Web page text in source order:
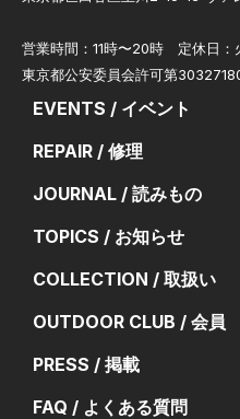
営業時間：11時〜20時 定休日：
東京都公安委員会許可第
EVENTS / イベント
REPAIR / 修理
JOURNAL / 読みもの
TOPICS / お知らせ
COLLECTION / 取扱い
OUTDOOR CLUB / 会員
PRESS / 掲載
FAQ / よくある質問